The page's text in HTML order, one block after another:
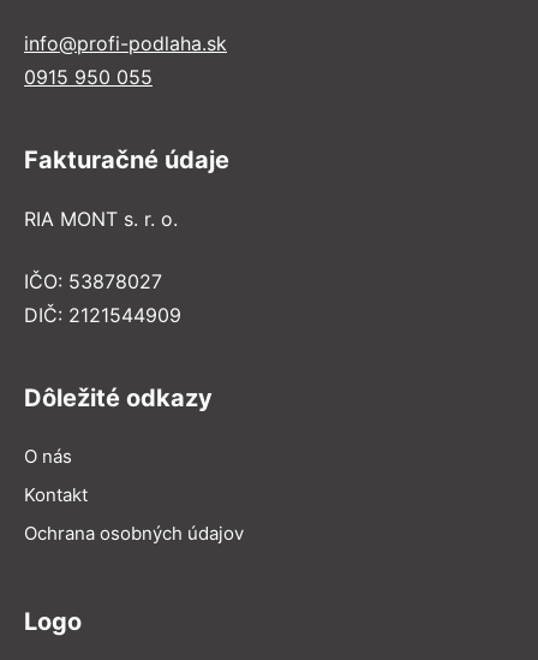
info@profi-podlaha.sk
0915 950 055
Fakturačné údaje
RIA MONT s. r. o.
IČO: 53878027
DIČ: 2121544909
Dôležité odkazy
O nás
Kontakt
Ochrana osobných údajov
Logo